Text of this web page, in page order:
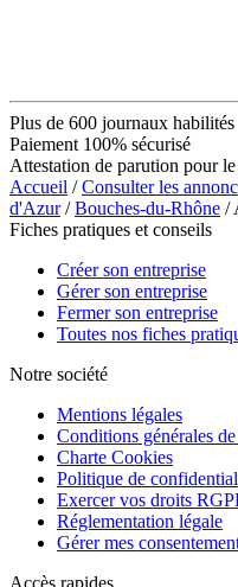
Plus de 600 journaux habilités
Paiement 100% sécurisé
Attestation de parution pour
Accueil /Consulter les
d'Azur/Bouches-du-Rhône /
Fiches pratiques et conseils
Créer son entreprise
Gérer son entreprise
Fermer son entreprise
Toutes nos fiches
Notre société
Mentions légales
Conditions générales
Charte Cookies
Politique de
Exercer vos droits
Réglementation légale
Gérer mes
Accès rapides